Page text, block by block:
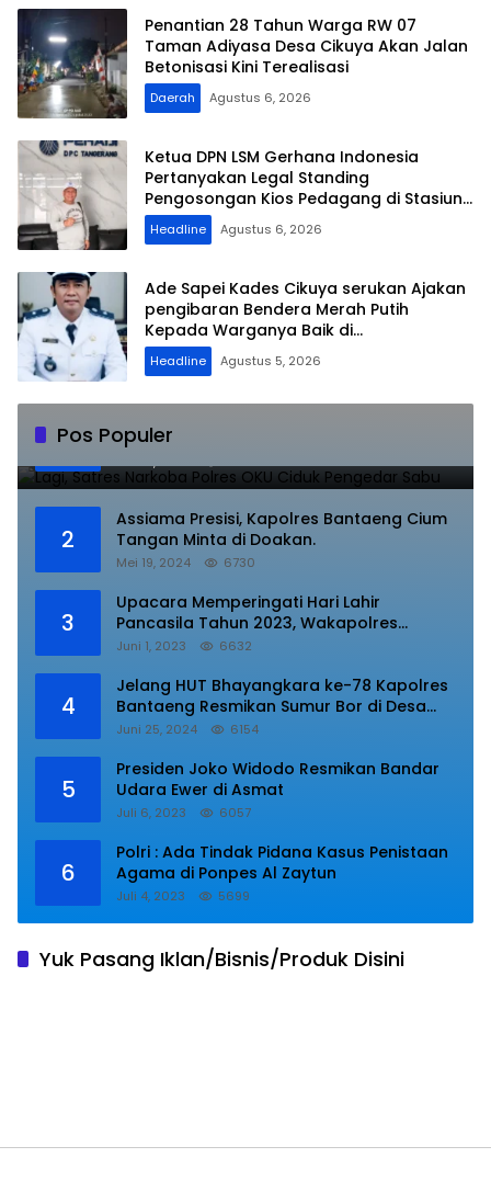
Penantian 28 Tahun Warga RW 07
Taman Adiyasa Desa Cikuya Akan Jalan
Betonisasi Kini Terealisasi
Daerah Agustus 6, 2026
Ketua DPN LSM Gerhana Indonesia
Pertanyakan Legal Standing
Pengosongan Kios Pedagang di Stasiun
Tigaraksa
Headline Agustus 6, 2026
Ade Sapei Kades Cikuya serukan Ajakan
pengibaran Bendera Merah Putih
Kepada Warganya Baik di
Perkampungan dan Perumahan
Headline Agustus 5, 2026
Pos Populer
1
Pengedar Sabu
Juli 10, 2023 8841
2
Assiama Presisi, Kapolres Bantaeng Cium
Tangan Minta di Doakan.
Mei 19, 2024 6730
3
Upacara Memperingati Hari Lahir
Pancasila Tahun 2023, Wakapolres
Lampung Utara Bacakan Amanat Kepala
Juni 1, 2023 6632
4
Jelang HUT Bhayangkara ke-78 Kapolres
Bantaeng Resmikan Sumur Bor di Desa
Kaloling Bantaeng
Juni 25, 2024 6154
5
Presiden Joko Widodo Resmikan Bandar
Udara Ewer di Asmat
Juli 6, 2023 6057
6
Polri : Ada Tindak Pidana Kasus Penistaan
Agama di Ponpes Al Zaytun
Juli 4, 2023 5699
Yuk Pasang Iklan/Bisnis/Produk Disini